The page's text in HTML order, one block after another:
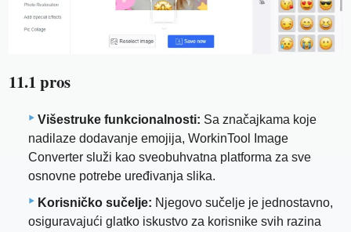
11.1 pros
Višestruke funkcionalnosti: Sa značajkama koje
nadilaze dodavanje emojija, WorkinTool Image
Converter služi kao sveobuhvatna platforma za sve
osnovne potrebe uređivanja slika.
Korisničko sučelje: Njegovo sučelje je jednostavno,
osiguravajući glatko iskustvo za korisnike svih razina